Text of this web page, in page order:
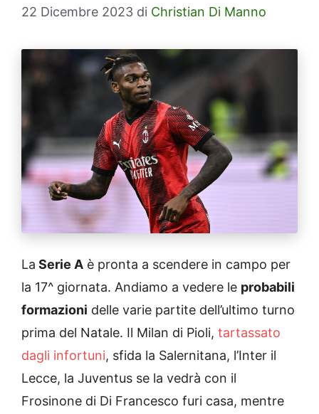
22 Dicembre 2023 di Christian Di Manno
La Serie A è pronta a scendere in campo per
la 17^ giornata. Andiamo a vedere le probabili
formazioni delle varie partite dell’ultimo turno
prima del Natale. Il Milan di Pioli, tartassato
dagli infortuni, sfida la Salernitana, l’Inter il
Lecce, la Juventus se la vedrà con il
Frosinone di Di Francesco furi casa, mentre